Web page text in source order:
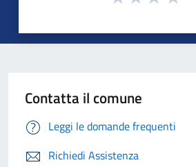
Contatta il comune
Leggi le domande frequenti
Richiedi Assistenza